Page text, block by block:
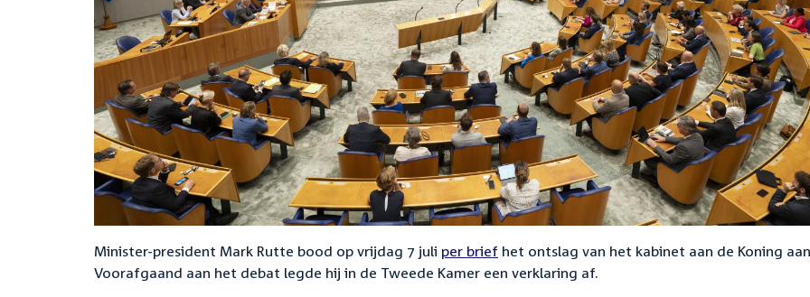
Minister-president Mark Rutte bood op vrijdag 7 juli per brief het ontslag van het kabinet aan de Koning
Voorafgaand aan het debat legde hij in de Tweede Kamer een verklaring af.